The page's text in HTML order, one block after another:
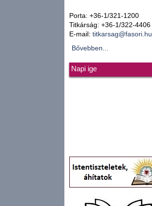
Porta: +36-1/321-1200
Titkárság: +36-1/322-4406
E-mail: titkarsag@fasori.hu
Bővebben...
Napi ige